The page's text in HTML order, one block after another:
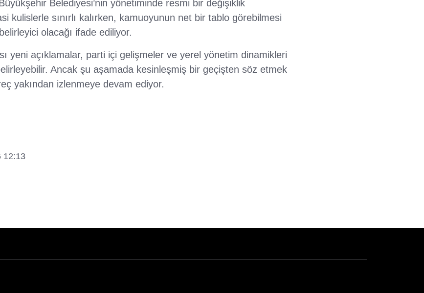
Belediyesi’nin yönetiminde resmi bir değişiklik
kulislerle sınırlı kalırken, kamuoyunun net bir tablo görebilmesi
olacağı ifade ediliyor.
yeni açıklamalar, parti içi gelişmeler ve yerel yönetim dinamikleri
Ancak şu aşamada kesinleşmiş bir geçişten söz etmek
yakından izlenmeye devam ediyor.
12:13